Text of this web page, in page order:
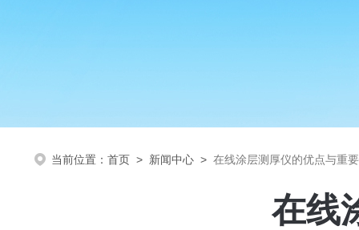
当前位置： 首页 > 新闻中心 > 在线涂层测厚仪的优点与重
在线